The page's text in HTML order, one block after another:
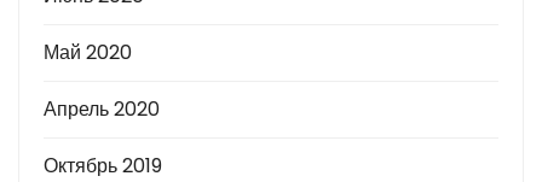
Май 2020
Апрель 2020
Октябрь 2019